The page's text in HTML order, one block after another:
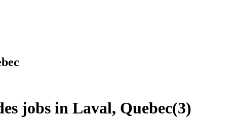
jobs in Laval, Quebec(3)